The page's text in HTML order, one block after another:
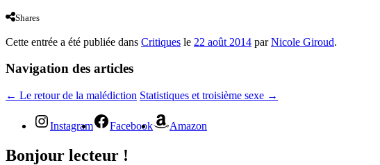
Shares
Cette entrée a été publiée dans Critiques le 22 août 2014 parNicole Giroud.
Navigation des articles
← Le retour de la malédiction Statistiques et troisième sexe →
Instagram Facebook Amazon
Bonjour lecteur !